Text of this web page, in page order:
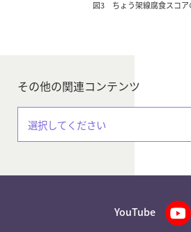
図3 ちょう架線腐食スコア
その他の関連コンテンツ
選択してください
YouTube